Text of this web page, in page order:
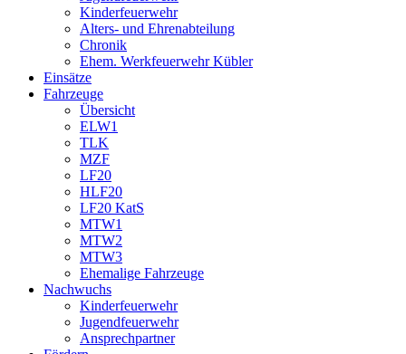
Kinderfeuerwehr
Alters- und Ehrenabteilung
Chronik
Ehem. Werkfeuerwehr Kübler
Einsätze
Fahrzeuge
Übersicht
ELW1
TLK
MZF
LF20
HLF20
LF20 KatS
MTW1
MTW2
MTW3
Ehemalige Fahrzeuge
Nachwuchs
Kinderfeuerwehr
Jugendfeuerwehr
Ansprechpartner